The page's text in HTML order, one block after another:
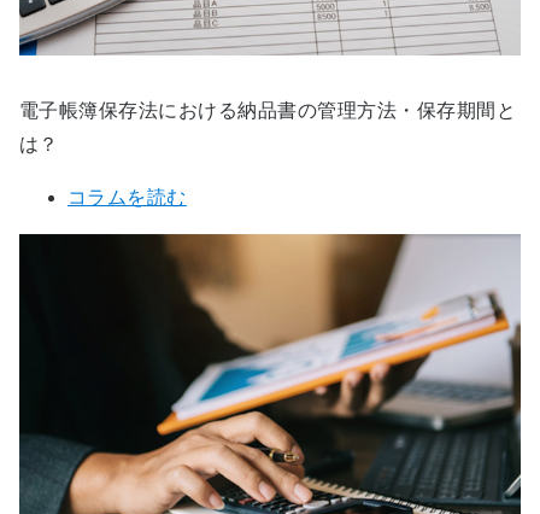
電子帳簿保存法における納品書の管理方法・保存期間と
は？
コラムを読む